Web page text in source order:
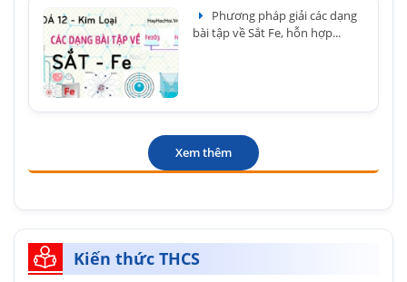
Phương pháp giải các dạng
bài tập về Sắt Fe, hỗn hợp...
Xem thêm
Kiến thức THCS